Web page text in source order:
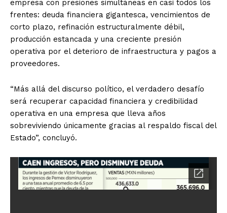
empresa con presiones simultáneas en casi todos los
frentes: deuda financiera gigantesca, vencimientos de
corto plazo, refinación estructuralmente débil,
producción estancada y una creciente presión
operativa por el deterioro de infraestructura y pagos a
proveedores.
“Más allá del discurso político, el verdadero desafío
será recuperar capacidad financiera y credibilidad
operativa en una empresa que lleva años
sobreviviendo únicamente gracias al respaldo fiscal del
Estado”, concluyó.